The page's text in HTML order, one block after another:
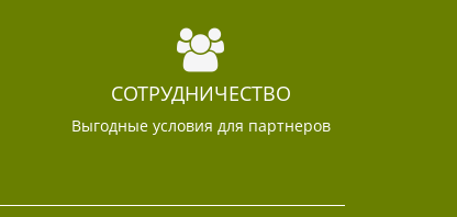
СОТРУДНИЧЕСТВО
Выгодные условия для партнеров